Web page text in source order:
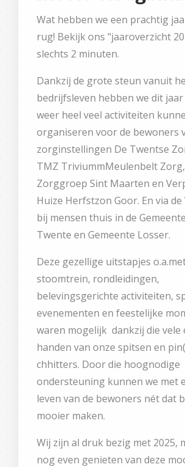
Wat hebben we een prachtig
rug! Bekijk ons "jaaroverzicht
slechts 2 minuten.
Dankzij de grote steun vanuit
bedrijfsleven hebben we dit jaar
weer heel veel activiteiten
organiseren voor de bewoners
zorginstellingen De Twentse
TMZ TriviummMeulenbelt Zorg,
Zorggroep Sint Maarten en
Huize Herfstzon Goor. En via
bij mensen thuis in de
Twente en Gemeente Losser.
Deze gezellige uitstapjes
stoomtrein, rondleidingen,
belevingsgerichte activiteiten,
evenementen en feestelijke
waren mogelijk dankzij die vele
handen van onze spitsen en
chhitters. Door die hoognodige
ondersteuning kunnen we met
leven van de bewoners nét dat
mooier maken.
Wij zijn al druk bezig met 2025,
nog even genieten van deze